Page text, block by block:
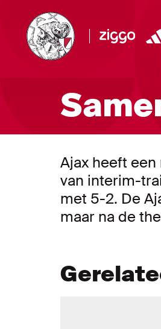
Ajax heeft
van interim-
met 5-2. De
maar na de